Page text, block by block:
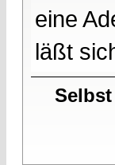
eine
läßt